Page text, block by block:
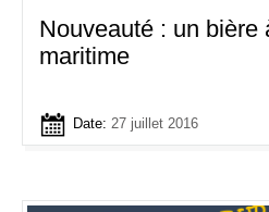
Nouveauté : un bière
maritime
Date: 27 juillet 2016